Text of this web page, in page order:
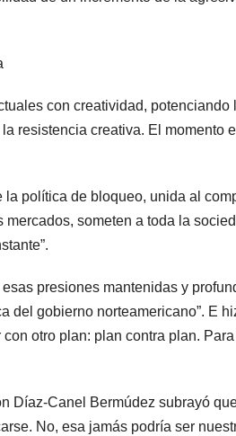
con creatividad,
resistencia creativa. El momento
la política de bloqueo, unida al
mercados, someten a toda la
presiones mantenidas y
del gobierno norteamericano”. E
otro plan: plan contra plan.
Díaz-Canel Bermúdez subrayó
No, esa jamás podría ser